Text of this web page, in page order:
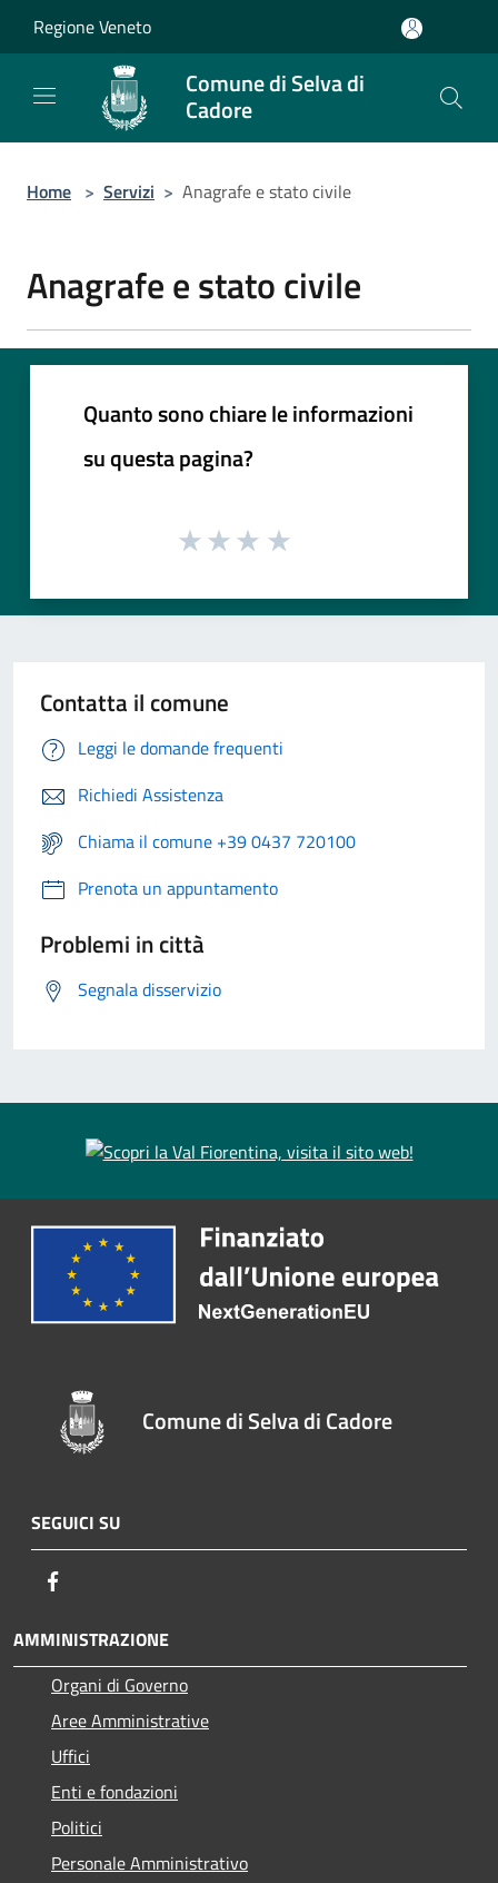
Regione Veneto
Comune di Selva di
Cadore
Home > Servizi > Anagrafe e stato civile
Anagrafe e stato civile
Quanto sono chiare le informazioni
su questa pagina?
Contatta il comune
Leggi le domande frequenti
Richiedi Assistenza
Chiama il comune +39 0437 720100
Prenota un appuntamento
Problemi in città
Segnala disservizio
Comune di Selva di Cadore
SEGUICI SU
AMMINISTRAZIONE
Organi di Governo
Aree Amministrative
Uffici
Enti e fondazioni
Politici
Personale Amministrativo